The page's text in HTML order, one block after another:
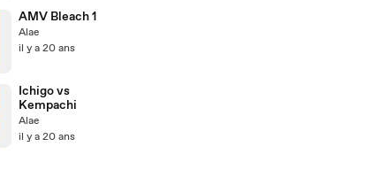
AMV Bleach 1
Alae
il y a 20 ans
Ichigo vs
Kempachi
Alae
il y a 20 ans